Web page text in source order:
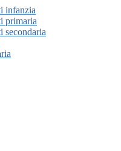
infanzia
primaria
secondaria